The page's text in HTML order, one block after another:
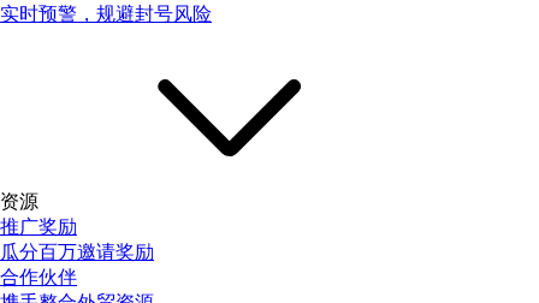
实时预警，规避封号风险
资源
推广奖励
瓜分百万邀请奖励
合作伙伴